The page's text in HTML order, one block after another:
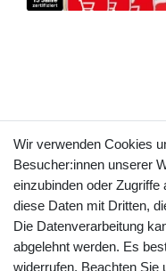
Wir verwenden Cookies
Besucher:innen unserer
einzubinden oder
diese Daten mit Dritten,
Die Datenverarbeitung
abgelehnt werden. Es
widerrufen. Beachten Sie